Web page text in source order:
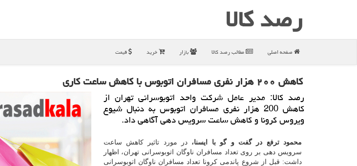
رصد كالا
صفحه اصلی مطالب رصد كالا بازار خرید قیمت
كاهش ۲۰۰ هزار نفری مسافران اتوبوس با كاهش ساعت كاری
رصد كالا: مدیر عامل شركت واحد اتوبوسرانی تهران از
كاهش 200 هزار نفری مسافران اتوبوس به دنبال شیوع
ویروس كرونا و كاهش ساعت سرویس دهی آگاهی داد.
محمود ترفع در گفت و گو با ایسنا، در مورد تاثیر کاهش ساعت
سرویس دهی بر روی تعداد مسافران ناوگان اتوبوسرانی تهران، اظهار
داشت: قبل از شروع پاندمی کرونا تعداد مسافران ناوگان اتوبوسرانی